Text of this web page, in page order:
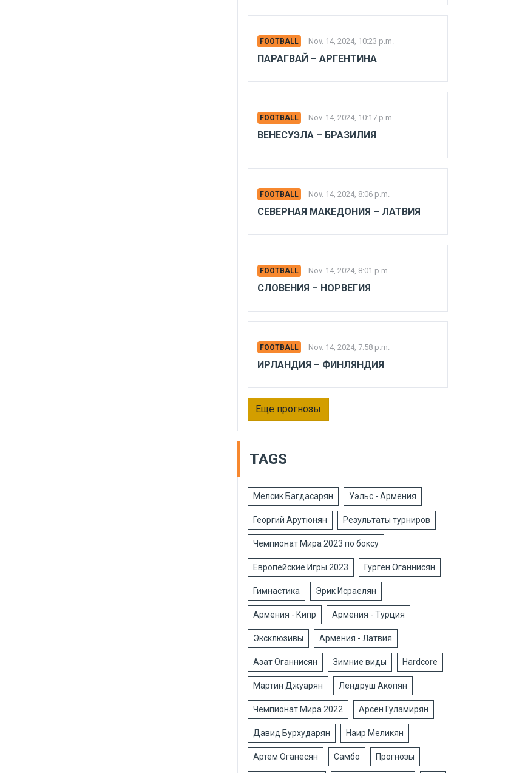
FOOTBALL Nov. 14, 2024, 10:23 p.m.
ПАРАГВАЙ – АРГЕНТИНА
FOOTBALL Nov. 14, 2024, 10:17 p.m.
ВЕНЕСУЭЛА – БРАЗИЛИЯ
FOOTBALL Nov. 14, 2024, 8:06 p.m.
СЕВЕРНАЯ МАКЕДОНИЯ – ЛАТВИЯ
FOOTBALL Nov. 14, 2024, 8:01 p.m.
СЛОВЕНИЯ – НОРВЕГИЯ
FOOTBALL Nov. 14, 2024, 7:58 p.m.
ИРЛАНДИЯ – ФИНЛЯНДИЯ
Еще прогнозы
TAGS
Мелсик Багдасарян Уэльс - Армения
Георгий Арутюнян Результаты турниров
Чемпионат Мира 2023 по боксу
Европейские Игры 2023 Гурген Оганнисян
Гимнастика Эрик Исраелян
Армения - Кипр Армения - Турция
Эксклюзивы Армения - Латвия
Азат Оганнисян Зимние виды Hardcore
Мартин Джуарян Лендруш Акопян
Чемпионат Мира 2022 Арсен Гуламирян
Давид Бурхударян Наир Меликян
Артем Оганесян Самбо Прогнозы